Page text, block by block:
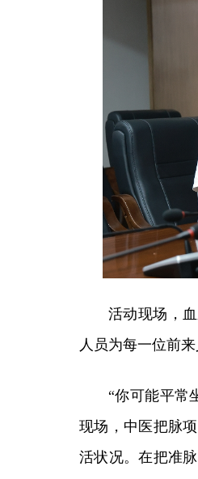
活动现场，
人员为每一位前
“你可能平常
现场，中医把脉
活状况。在把准